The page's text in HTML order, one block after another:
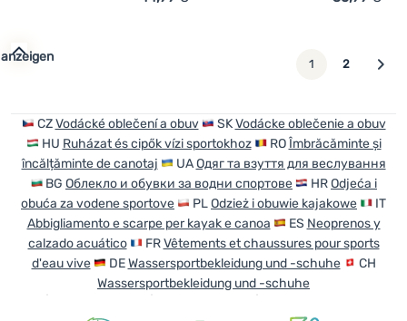
1 2 weiter
CZVodácké oblečení a obuv SKVodácke oblečenie a obuv
HU Ruházat és cipők vízi sportokhoz ROÎmbrăcăminte și
încălțăminte de canotaj
UAОдяг та взуття для веслування
BG Облекло и обувки за водни спортове HROdjeća i
obuća za vodene sportove
PLOdzież i obuwie kajakowe
IT
Abbigliamento e scarpe per kayak e canoa
ES Neoprenos y
calzado acuático
FRVêtements et chaussures pour sports
d'eau vive
DEWassersportbekleidung und -schuhe
CH
Wassersportbekleidung und -schuhe